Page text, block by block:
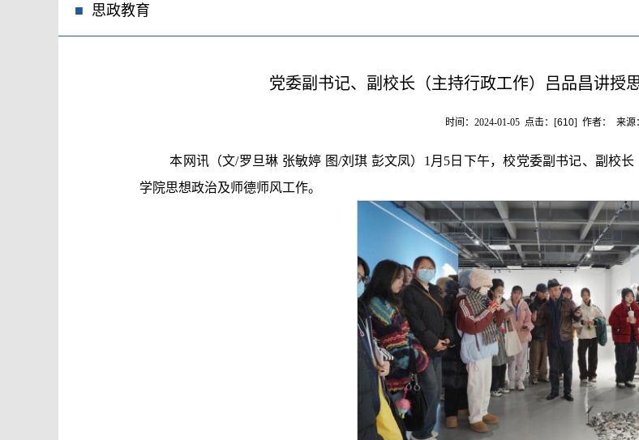
思政教育
党委副书记、副校长（主持行政工作）吕品昌讲授
时间：2024-01-05 点击：[610] 作者： 来源：
本网讯（文/罗旦琳 张敏婷 图/刘琪 彭文凤）1月5日下午，校党委副书记、副校
学院思想政治及师德师风工作。